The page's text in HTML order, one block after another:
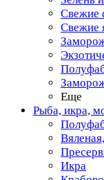
Свежие
Свежие
Еще
Рыба, икра,
Икра